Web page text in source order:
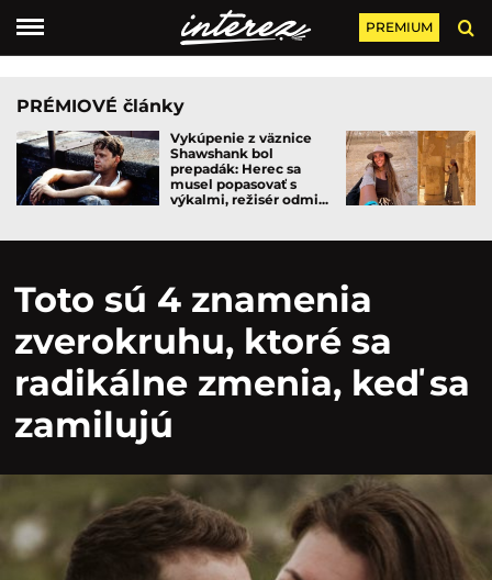
PREMIUM
PRÉMIOVÉ články
Vykúpenie z väznice
Shawshank bol
prepadák: Herec sa
musel popasovať s
výkalmi, režisér odmi...
Toto sú 4 znamenia
zverokruhu, ktoré sa
radikálne zmenia, keď sa
zamilujú